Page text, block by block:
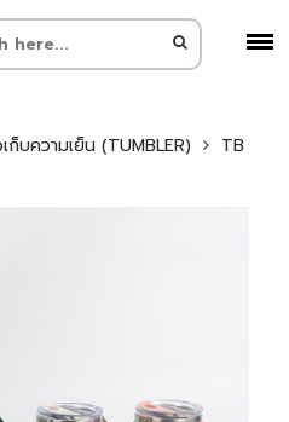
ก็บความเย็น (TUMBLER)
TB